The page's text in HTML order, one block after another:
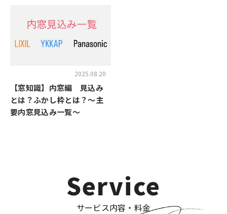
2025.08.20
【窓知識】内窓編 見込み
とは？ふかし枠とは？～主
要内窓見込み一覧～
Service
サービス内容・料金